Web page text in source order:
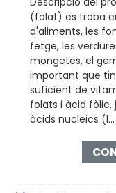
(folat) es troba
d'aliments, les
fetge, les
mongetes, el
important que
suficient de
folats i àcid fòlic,
àcids nucleics (l...